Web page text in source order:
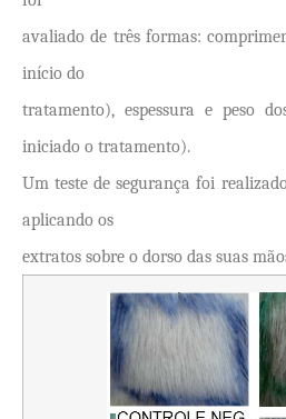
avaliado de três formas:
início do
tratamento), espessura e peso
iniciado o tratamento).
Um teste de segurança foi
aplicando os
extratos sobre o dorso das suas